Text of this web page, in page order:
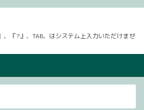
『?』、TAB、はシステム上入力いただけませ